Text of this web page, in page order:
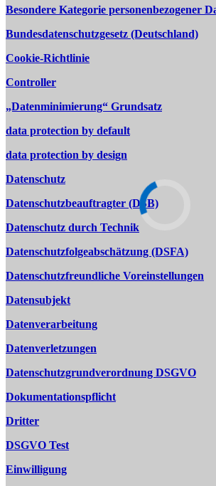
Besondere Kategorie personenbezogener
Bundesdatenschutzgesetz (Deutschland)
Cookie-Richtlinie
Controller
„Datenminimierung“ Grundsatz
data protection by default
data protection by design
Datenschutz
Datenschutzbeauftragter (DSB)
Datenschutz durch Technik
Datenschutzfolgeabschätzung (DSFA)
Datenschutzfreundliche Voreinstellungen
Datensubjekt
Datenverarbeitung
Datenverletzungen
Datenschutzgrundverordnung DSGVO
Dokumentationspflicht
Dritter
DSGVO Test
Einwilligung